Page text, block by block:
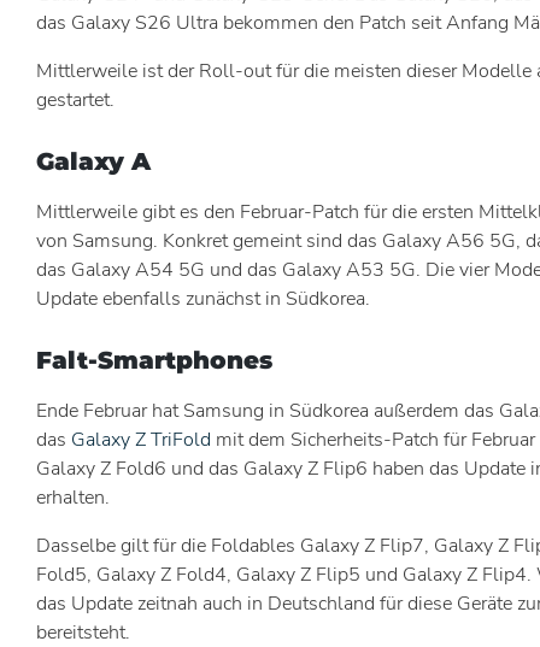
das Galaxy S26 Ultra bekommen den Patch seit Anfang
Mittlerweile ist der Roll-out für die meisten dieser Modelle
gestartet.
Galaxy A
Mittlerweile gibt es den Februar-Patch für die ersten
von Samsung. Konkret gemeint sind das Galaxy A56 5G,
das Galaxy A54 5G und das Galaxy A53 5G. Die vier
Update ebenfalls zunächst in Südkorea.
Falt-Smartphones
Ende Februar hat Samsung in Südkorea außerdem das
das Galaxy Z TriFold mit dem Sicherheits-Patch für
Galaxy Z Fold6 und das Galaxy Z Flip6 haben das Update
erhalten.
Dasselbe gilt für die Foldables Galaxy Z Flip7, Galaxy Z
Fold5, Galaxy Z Fold4, Galaxy Z Flip5 und Galaxy Z Flip4.
das Update zeitnah auch in Deutschland für diese Geräte
bereitsteht.